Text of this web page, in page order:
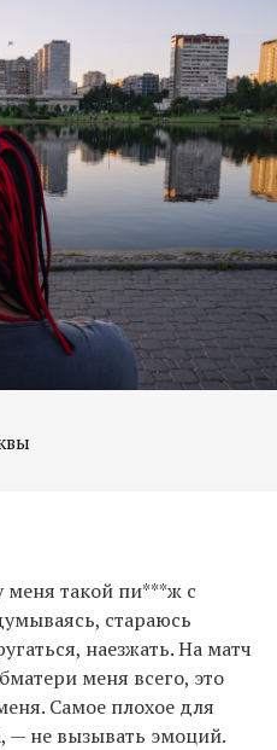
меня такой пи***ж с
стараюсь
наезжать. На матч
меня всего, это
Самое плохое для
— не вызывать эмоций.